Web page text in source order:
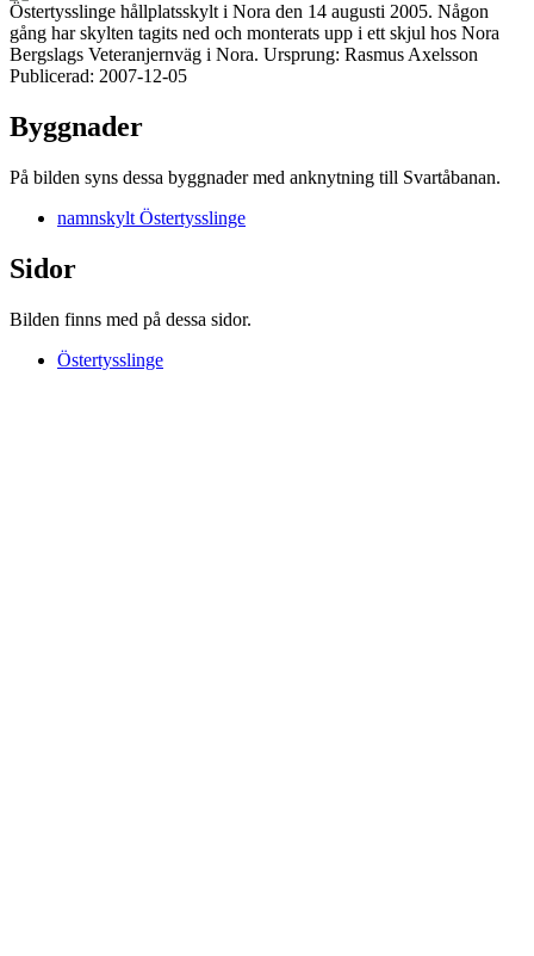
Östertysslinge hållplatsskylt i Nora den 14 augusti 2005. Någon
gång har skylten tagits ned och monterats upp i ett skjul hos Nora
Bergslags Veteranjernväg i Nora. Ursprung: Rasmus Axelsson
Publicerad: 2007-12-05
Byggnader
På bilden syns dessa byggnader med anknytning till Svartåbanan.
namnskylt Östertysslinge
Sidor
Bilden finns med på dessa sidor.
Östertysslinge